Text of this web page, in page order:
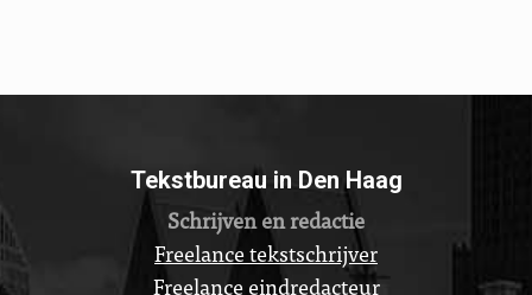
Tekstbureau in Den Haag
Schrijven en redactie
Freelance tekstschrijver
Freelance eindredacteur